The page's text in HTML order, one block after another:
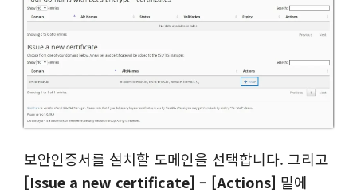
보안인증서를 설치할 도메인을 선택합니다. 그리고
[Issue a new certificate] – [Actions] 밑에